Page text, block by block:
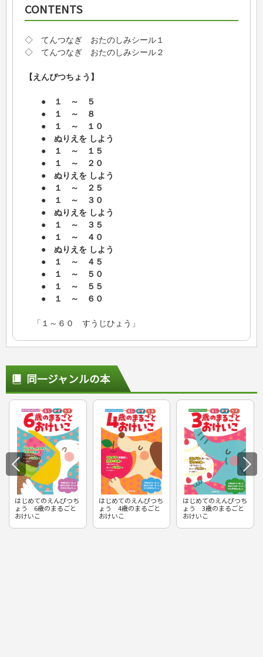
CONTENTS
◇ てんつなぎ おたのしみシール１
◇ てんつなぎ おたのしみシール２
【えんぴつちょう】
● １ ～ ５
● １ ～ ８
● １ ～ １０
● ぬりえを しよう
● １ ～ １５
● １ ～ ２０
● ぬりえを しよう
● １ ～ ２５
● １ ～ ３０
● ぬりえを しよう
● １ ～ ３５
● １ ～ ４０
● ぬりえを しよう
● １ ～ ４５
● １ ～ ５０
● １ ～ ５５
● １ ～ ６０
「１～６０ すうじひょう」
同一ジャンルの本
はじめてのえんぴつち
ょう 6歳のまるごと
おけいこ
はじめてのえんぴつち
ょう 4歳のまるごと
おけいこ
はじめてのえんぴつち
ょう 3歳のまるごと
おけいこ